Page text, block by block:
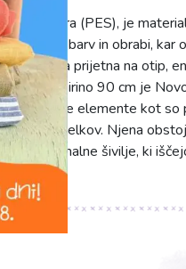
poliestra (PES), je
barv in obrabi, kar
tkanina prijetna na otip,
nego. S širino 90 cm je
elemente kot so
izdelkov. Njena
profesionalne šivilje, ki